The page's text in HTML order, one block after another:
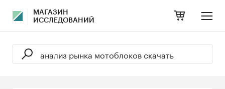
МАГАЗИН
ИССЛЕДОВАНИЙ